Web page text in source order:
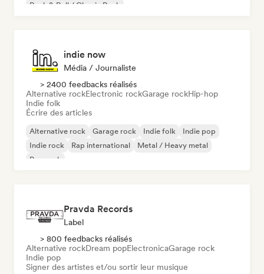
Rock & Roll / Classic Rock
indie now
Média / Journaliste
> 2400 feedbacks réalisés
Alternative rockElectronic rockGarage rockHip-hop
Indie folk
Écrire des articles
Alternative rock Garage rock Indie folk
Indie pop
Indie rock
Rap international
Metal / Heavy metal
Pop rock
Pravda Records
Label
> 800 feedbacks réalisés
Alternative rockDream popElectronicaGarage rock
Indie pop
Signer des artistes et/ou sortir leur musique